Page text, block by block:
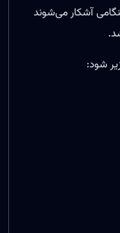
آشکار می‌شوند
شود: